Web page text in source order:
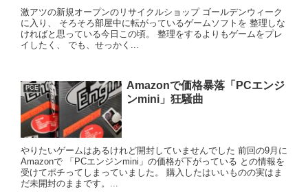
激アツの新規オープンのリサイクルショップ ゴールデンウィーク
に入り、 そろそろ部屋中に転がっているゲームソフトを 整理しな
ければと思っている今日この頃。 整理をするよりもゲームをプレ
イしたく、 でも、せっかく...
PCE
Amazonで価格暴落「PCエンジ
ンmini」狂騒曲
やりたいゲームはあるけれど開封していませんでした 前回の9月に
Amazonで 「PCエンジンmini」の価格が下がっている との情報を
受けてポチってしまっていました。 購入したはいいものの実はま
だ未開封のままです。...